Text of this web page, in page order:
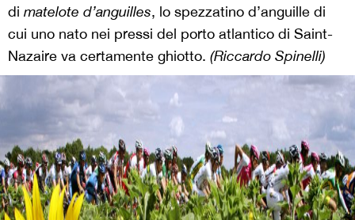
di matelote d’anguilles, lo spezzatino d’anguille di
cui uno nato nei pressi del porto atlantico di Saint-
Nazaire va certamente ghiotto. (Riccardo Spinelli)